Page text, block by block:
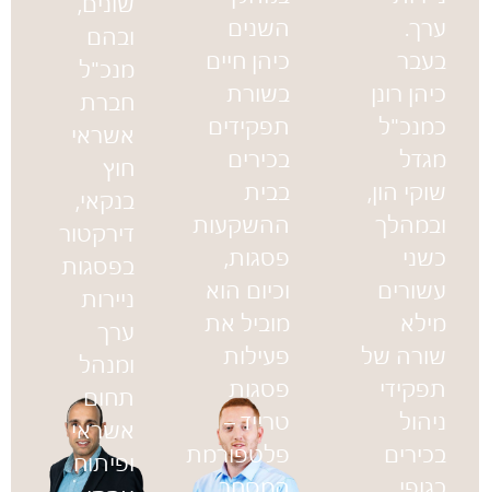
בעבר
כיהן רונן
כמנכ"ל
מגדל
שוקי הון,
ובמהלך
כשני
עשורים
מילא
שורה של
תפקידי
ניהול
בכירים
בגופי
השנים
כיהן חיים
בשורת
תפקידים
בכירים
בבית
ההשקעות
פסגות,
וכיום הוא
מוביל את
פעילות
פסגות
טרייד –
פלטפורמת
המסחר
ובהם
מנכ"ל
חברת
אשראי
בנקאי,
דירקטור
בפסגות
ניירות
ומנהל
תחום
אשראי
ופיתוח